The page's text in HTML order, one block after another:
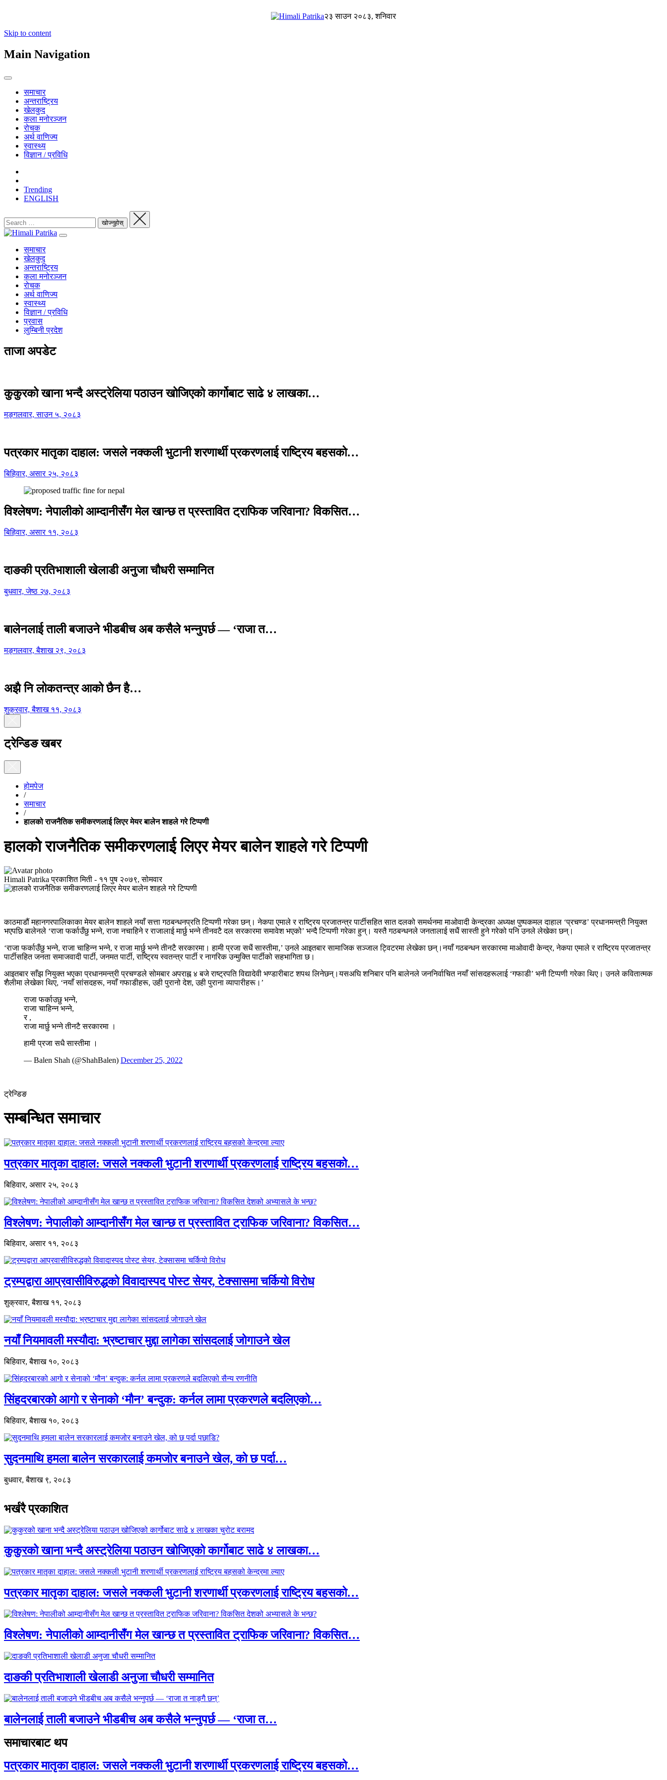
२३ साउन २०८३, शनिवार
Skip to content
Main Navigation
समाचार
अन्तराष्ट्रिय
खेलकुद
कला मनोरञ्जन
रोचक
अर्थ वाणिज्य
स्वास्थ्य
विज्ञान / प्रविधि
Trending
ENGLISH
समाचार
खेलकुद
अन्तराष्ट्रिय
कला मनोरञ्जन
रोचक
अर्थ वाणिज्य
स्वास्थ्य
विज्ञान / प्रविधि
प्रवास
लुम्बिनी प्रदेश
ताजा अपडेट
कुकुरको खाना भन्दै अस्ट्रेलिया पठाउन खोजिएको कार्गोबाट साढे ४ लाखका…
मङ्गलवार, साउन ५, २०८३
पत्रकार मातृका दाहाल: जसले नक्कली भुटानी शरणार्थी प्रकरणलाई राष्ट्रिय बहसको…
बिहिवार, असार २५, २०८३
विश्लेषण: नेपालीको आम्दानीसँग मेल खान्छ त प्रस्तावित ट्राफिक जरिवाना? विकसित…
बिहिवार, असार ११, २०८३
दाङकी प्रतिभाशाली खेलाडी अनुजा चौधरी सम्मानित
बुधवार, जेष्ठ २७, २०८३
बालेनलाई ताली बजाउने भीडबीच अब कसैले भन्नुपर्छ — ‘राजा त…
मङ्गलवार, बैशाख २९, २०८३
अझै नि लोकतन्त्र आको छैन है…
शुक्रवार, बैशाख ११, २०८३
ट्रेन्डिङ खबर
होमपेज
/
समाचार
/
हालको राजनैतिक समीकरणलाई लिएर मेयर बालेन शाहले गरे टिप्पणी
हालको राजनैतिक समीकरणलाई लिएर मेयर बालेन शाहले गरे टिप्पणी
Himali Patrika प्रकाशित मिती - ११ पुष २०७९, सोमवार
काठमाडौं महानगरपालिकाका मेयर बालेन शाहले नयाँ सत्ता गठबन्धनप्रति टिप्पणी गरेका छन्। नेकपा एमाले र राष्ट्रिय प्रजातन्त्र पार्टीसहित सात दलको समर्थनमा माओवादी केन्द्रका अध्यक्ष पुष्पकमल दाहाल ‘प्रचण्ड’ प्रधानमन्त्री नियुक्त
भएपछि बालेनले ‘राजा फर्काउँछु भन्ने, राजा नचाहिने र राजालाई मार्छु भन्ने तीनवटै दल सरकारमा समावेश भएको’ भन्दै टिप्पणी गरेका हुन्। यस्तै गठबन्धनले जनतालाई सधैं सास्ती हुने गरेको पनि उनले लेखेका छन्।
‘राजा फर्काउँछु भन्ने, राजा चाहिन्न भन्ने, र राजा मार्छु भन्ने तीनटै सरकारमा। हामी प्रजा सधैं सास्तीमा,’ उनले आइतबार सामाजिक सञ्जाल ट्विटरमा लेखेका छन्।नयाँ गठबन्धन सरकारमा माओवादी केन्द्र, नेकपा एमाले र राष्ट्रिय प्रजातन्त्र
पार्टीसहित जनता समाजवादी पार्टी, जनमत पार्टी, राष्ट्रिय स्वतन्त्र पार्टी र नागरिक उन्मुक्ति पार्टीको सहभागिता छ।
आइतबार साँझ नियुक्त भएका प्रधानमन्त्री प्रचण्डले सोमबार अपराह्न ४ बजे राष्ट्रपति विद्यादेवी भण्डारीबाट शपथ लिनेछन‍्।यसअघि शनिबार पनि बालेनले जननिर्वाचित नयाँ सांसदहरूलाई ‘गफाडी’ भनी टिप्पणी गरेका थिए। उनले कवितात्मक
शैलीमा लेखेका थिए, ‘नयाँ सांसदहरू, नयाँ गफाडीहरू, उही पुरानो देश, उही पुराना व्यापारीहरू।’
राजा फर्काउछु भन्ने,
राजा चाहिन्न भन्ने,
र ,
राजा मार्छु भन्ने तीनटै सरकारमा ।
हामी प्रजा सधै सास्तीमा ।
— Balen Shah (@ShahBalen) December 25, 2022
ट्रेन्डिङ
सम्बन्धित समाचार
पत्रकार मातृका दाहाल: जसले नक्कली भुटानी शरणार्थी प्रकरणलाई राष्ट्रिय बहसको…
बिहिवार, असार २५, २०८३
विश्लेषण: नेपालीको आम्दानीसँग मेल खान्छ त प्रस्तावित ट्राफिक जरिवाना? विकसित…
बिहिवार, असार ११, २०८३
ट्रम्पद्वारा आप्रवासीविरुद्धको विवादास्पद पोस्ट सेयर, टेक्सासमा चर्कियो विरोध
शुक्रवार, बैशाख ११, २०८३
नयाँ नियमावली मस्यौदा: भ्रष्टाचार मुद्दा लागेका सांसदलाई जोगाउने खेल
बिहिवार, बैशाख १०, २०८३
सिंहदरबारको आगो र सेनाको ‘मौन’ बन्दुक: कर्नल लामा प्रकरणले बदलिएको…
बिहिवार, बैशाख १०, २०८३
सुदनमाथि हमला बालेन सरकारलाई कमजोर बनाउने खेल, को छ पर्दा…
बुधवार, बैशाख ९, २०८३
भर्खरै प्रकाशित
कुकुरको खाना भन्दै अस्ट्रेलिया पठाउन खोजिएको कार्गोबाट साढे ४ लाखका…
पत्रकार मातृका दाहाल: जसले नक्कली भुटानी शरणार्थी प्रकरणलाई राष्ट्रिय बहसको…
विश्लेषण: नेपालीको आम्दानीसँग मेल खान्छ त प्रस्तावित ट्राफिक जरिवाना? विकसित…
दाङकी प्रतिभाशाली खेलाडी अनुजा चौधरी सम्मानित
बालेनलाई ताली बजाउने भीडबीच अब कसैले भन्नुपर्छ — ‘राजा त…
समाचारबाट थप
पत्रकार मातृका दाहाल: जसले नक्कली भुटानी शरणार्थी प्रकरणलाई राष्ट्रिय बहसको…